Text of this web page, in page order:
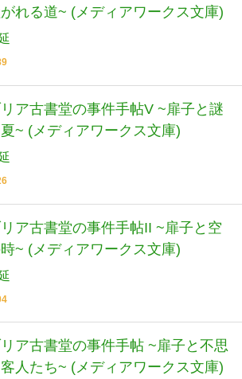
れる道~ (メディアワークス文庫)
ア古書堂の事件手帖V ~扉子と謎
~ (メディアワークス文庫)
ア古書堂の事件手帖II ~扉子と空
~ (メディアワークス文庫)
ア古書堂の事件手帖 ~扉子と不思
人たち~ (メディアワークス文庫)